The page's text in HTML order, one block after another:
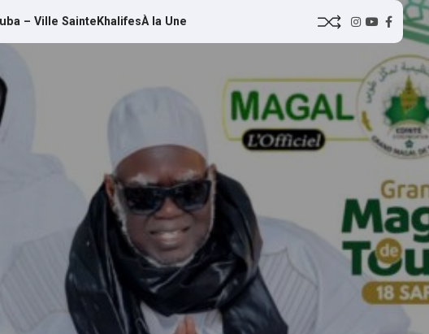
– Ville Sainte KhalifesÀ la Une